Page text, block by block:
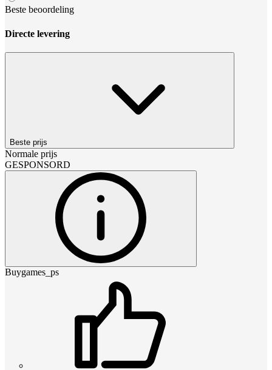
Beste beoordeling
Directe levering
Beste prijs
Normale prijs
GESPONSORD
Buygames_ps